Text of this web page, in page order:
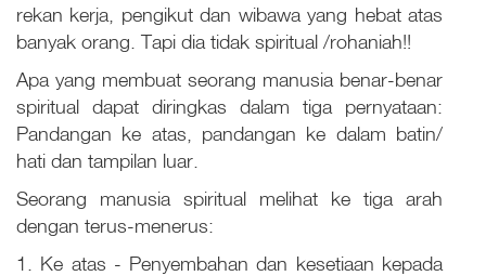
rekan kerja, pengikut dan wibawa yang hebat atas
banyak orang. Tapi dia tidak spiritual /rohaniah!!
Apa yang membuat seorang manusia benar-benar
spiritual dapat diringkas dalam tiga pernyataan:
Pandangan ke atas, pandangan ke dalam batin/
hati dan tampilan luar.
Seorang manusia spiritual melihat ke tiga arah
dengan terus-menerus:
1. Ke atas - Penyembahan dan kesetiaan kepada